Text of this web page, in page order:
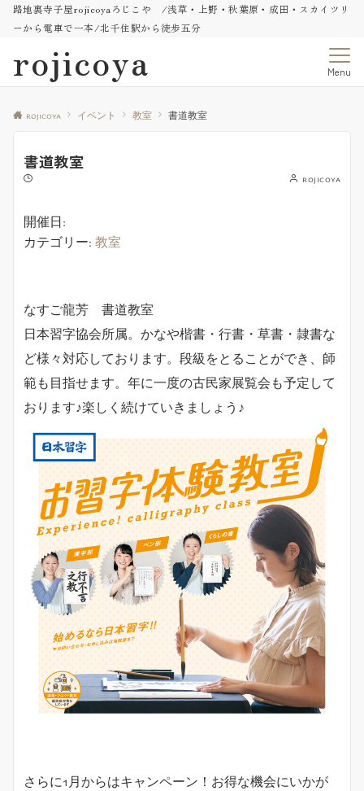
路地裏寺子屋rojicoyaろじこや /浅草・上野・秋葉原・成田・スカイツリ
ーから電車で一本/北千住駅から徒歩五分
rojicoya Menu
rojicoya イベント 教室 書道教室
書道教室
rojicoya
開催日:
カテゴリー: 教室
なすご龍芳 書道教室
日本習字協会所属。かなや楷書・行書・草書・隷書な
ど様々対応しております。 段級をとることができ、師
範も目指せます。年に一度の古民家展覧会も予定して
おります♪楽しく続けていきましょう♪
さらに1月からはキャンペーン！お得な機会にいかが